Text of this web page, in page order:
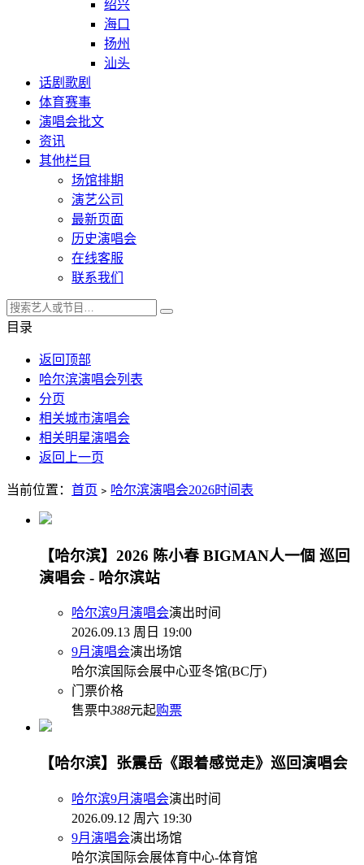
绍兴
海口
扬州
汕头
话剧歌剧
体育赛事
演唱会批文
资讯
其他栏目
场馆排期
演艺公司
最新页面
历史演唱会
在线客服
联系我们
目录
返回顶部
哈尔滨演唱会列表
分页
相关城市演唱会
相关明星演唱会
返回上一页
当前位置： 首页 ﹥ 哈尔滨演唱会2026时间表
【哈尔滨】2026 陈小春 BIGMAN人一個 巡回
演唱会 - 哈尔滨站
哈尔滨9月演唱会演出时间
2026.09.13 周日 19:00
9月演唱会演出场馆
哈尔滨国际会展中心亚冬馆(BC厅)
门票价格
售票中388元起购票
【哈尔滨】张震岳《跟着感觉走》巡回演唱会
哈尔滨9月演唱会演出时间
2026.09.12 周六 19:30
9月演唱会演出场馆
哈尔滨国际会展体育中心-体育馆